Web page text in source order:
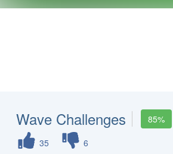
Wave Challenges
85%
35
6